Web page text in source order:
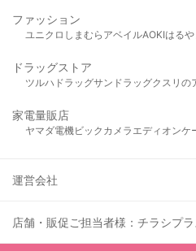
ファッション
ユニクロ しまむら アベイルAOKIはるや
ドラッグストア
ツルハドラッグサンドラッグクスリの
家電量販店
ヤマダ電機ビックカメラ エディオンケ
運営会社
店舗・販促ご担当者様：チラシプ